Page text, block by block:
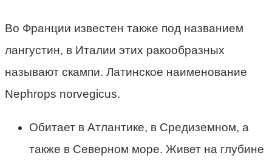
Во Франции известен также под названием
лангустин, в Италии этих ракообразных
называют скампи. Латинское наименование
Nephrops norvegicus.
Обитает в Атлантике, в Средиземном, а
также в Северном море. Живет на глубине